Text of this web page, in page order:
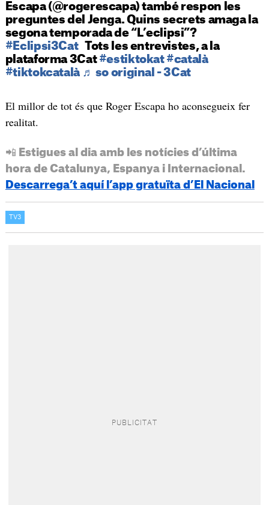
Escapa (@rogerescapa) també respon les
preguntes del Jenga. Quins secrets amaga la
segona temporada de “L’eclipsi”?
#Eclipsi3CatTots les entrevistes, a la
plataforma 3Cat #estiktokat #català
#tiktokcatalà ♬ so original - 3Cat
El millor de tot és que Roger Escapa ho aconsegueix fer
realitat.
📲 Estigues al dia amb les notícies d’última
hora de Catalunya, Espanya i Internacional.
Descarrega’t aquí l’app gratuïta d’El Nacional
TV3